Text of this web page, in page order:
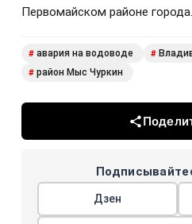
Первомайском районе города.
# авария на водоводе #
# район Мыс Чуркин
Дзен